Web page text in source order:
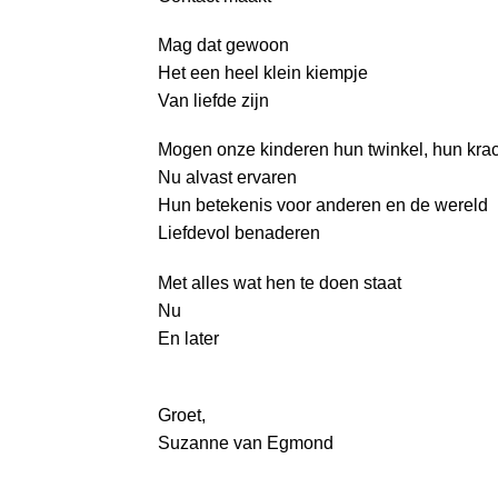
Mag dat gewoon
Het een heel klein kiempje
Van liefde zijn
Mogen onze kinderen hun twinkel, hun
Nu alvast ervaren
Hun betekenis voor anderen en de wereld
Liefdevol benaderen
Met alles wat hen te doen staat
Nu
En later
Groet,
Suzanne van Egmond